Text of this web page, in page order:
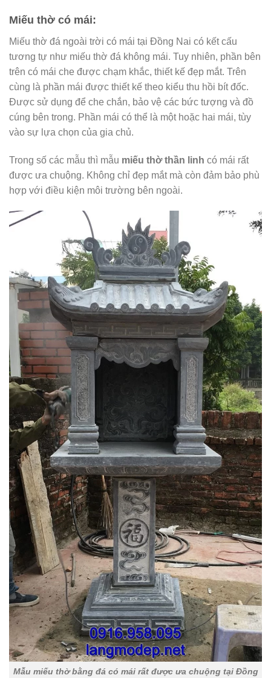
Miếu thờ có mái:
Miếu thờ đá ngoài trời có mái tại Đồng Nai có kết cấu
tương tự như miếu thờ đá không mái. Tuy nhiên, phần bên
trên có mái che được chạm khắc, thiết kế đẹp mắt. Trên
cùng là phần mái được thiết kế theo kiểu thu hồi bít đốc.
Được sử dụng để che chắn, bảo vệ các bức tượng và đồ
cúng bên trong. Phần mái có thể là một hoặc hai mái, tùy
vào sự lựa chọn của gia chủ.
Trong số các mẫu thì mẫu miếu thờ thần linh có mái rất
được ưa chuộng. Không chỉ đẹp mắt mà còn đảm bảo phù
hợp với điều kiện môi trường bên ngoài.
Mẫu miếu thờ bằng đá có mái rất được ưa chuộng tại Đồng